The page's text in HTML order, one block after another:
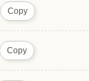
Copy
Copy